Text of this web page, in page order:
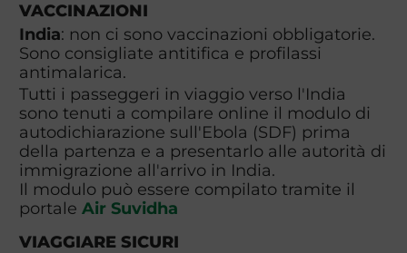
VACCINAZIONI
India: non ci sono vaccinazioni obbligatorie.
Sono consigliate antitifica e profilassi
antimalarica.
Tutti i passeggeri in viaggio verso l'India
sono tenuti a compilare online il modulo di
autodichiarazione sull'Ebola (SDF) prima
della partenza e a presentarlo alle autorità di
immigrazione all'arrivo in India.
Il modulo può essere compilato tramite il
portale Air Suvidha
VIAGGIARE SICURI